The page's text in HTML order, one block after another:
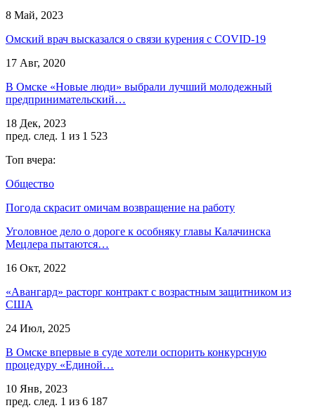
8 Май, 2023
Омский врач высказался о связи курения с COVID-19
17 Авг, 2020
В Омске «Новые люди» выбрали лучший молодежный
предпринимательский…
18 Дек, 2023
пред. след. 1 из 1 523
Топ вчера:
Общество
Погода скрасит омичам возвращение на работу
Уголовное дело о дороге к особняку главы Калачинска
Мецлера пытаются…
16 Окт, 2022
«Авангард» расторг контракт с возрастным защитником из
США
24 Июл, 2025
В Омске впервые в суде хотели оспорить конкурсную
процедуру «Единой…
10 Янв, 2023
пред. след. 1 из 6 187